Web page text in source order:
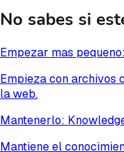
No sabes si
Empezar mas
Empieza con archivos
la web.
Mantenerlo:
Mantiene el